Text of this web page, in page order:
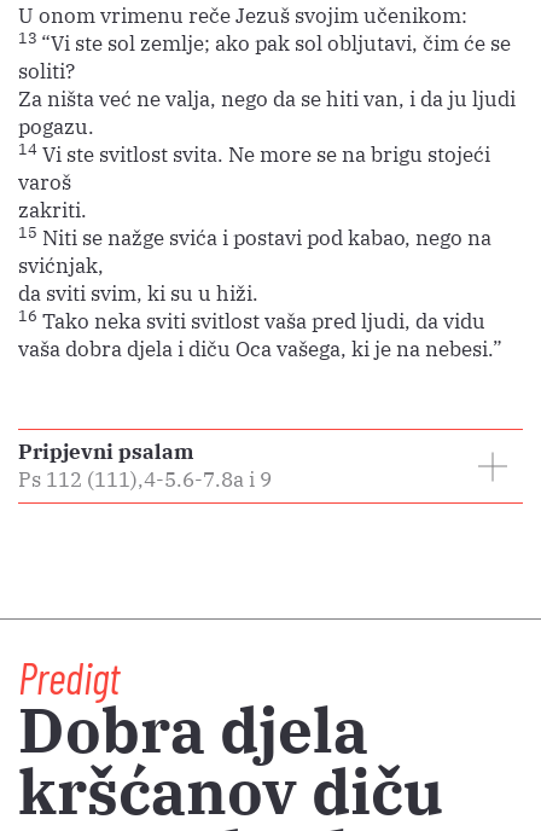
U onom vrimenu reče Jezuš svojim učenikom:
13 “Vi ste sol zemlje; ako pak sol obljutavi, čim će se
soliti?
Za ništa već ne valja, nego da se hiti van, i da ju ljudi
pogazu.
14 Vi ste svitlost svita. Ne more se na brigu stojeći
varoš
zakriti.
15 Niti se nažge svića i postavi pod kabao, nego na
svićnjak,
da sviti svim, ki su u hiži.
16 Tako neka sviti svitlost vaša pred ljudi, da vidu
vaša dobra djela i diču Oca vašega, ki je na nebesi.”
Pripjevni psalam
Ps 112 (111),4-5.6-7.8a i 9
Predigt
Dobra djela
kršćanov diču